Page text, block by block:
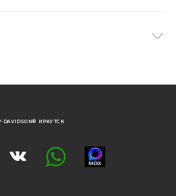
DAVIDSON® ИРКУТСК